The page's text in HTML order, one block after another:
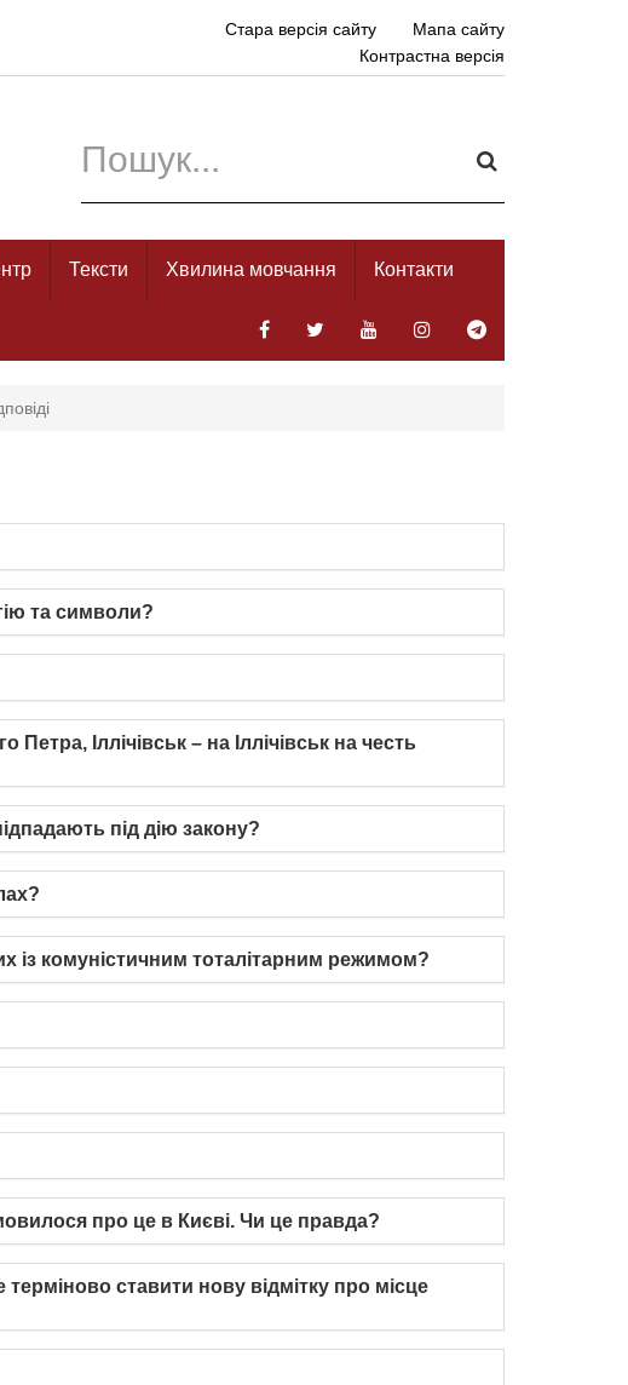
Стара версія сайту
Мапа сайту
Контрастна версія
Тексти Хвилина мовчання Контакти
та символи?
Іллічівськ – на Іллічівськ на честь
під дію закону?
із комуністичним тоталітарним режимом?
про це в Києві. Чи це правда?
ставити нову відмітку про місце